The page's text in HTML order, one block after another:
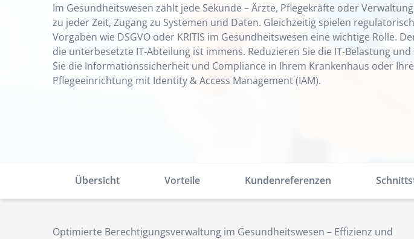
Im Gesundheitswesen zählt jede Sekunde – Ärzte, Pflegekräfte oder
zu jeder Zeit, Zugang zu Systemen und Daten. Gleichzeitig spielen
Vorgaben wie DSGVO oder KRITIS im Gesundheitswesen eine wichtige Rolle.
die unterbesetzte IT-Abteilung ist immens. Reduzieren Sie die IT-Belastung
Sie die Informationssicherheit und Compliance in Ihrem Krankenhaus oder
Pflegeeinrichtung mit Identity & Access Management (IAM).
Übersicht Vorteile Kundenreferenzen
Optimierte Berechtigungsverwaltung im Gesundheitswesen – Effizienz und